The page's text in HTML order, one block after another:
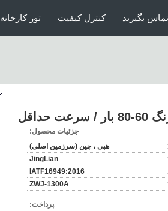
تور کارخانه کنترل کیفیت تماس بگیرید
جزئیات محصول:
هبی ، چین (سرزمین اصلی)
JingLian
IATF16949:2016
ZWJ-1300A
پرداخت: